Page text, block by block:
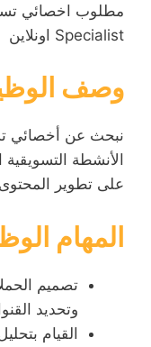
Specialist اونلاين
وصف
نبحث عن أخصائي
الأنشطة
على تطوير المحتوى
المهام
تصميم
وتحديد
القيام